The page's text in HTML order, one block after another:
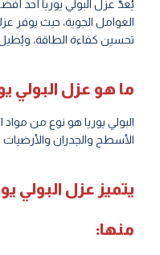
يُعدّ عزل البولي يوريا أحد
العوامل الجوية، حيث يوفر
تحسين كفاءة الطاقة،
ما هو عزل البولي
البولي يوريا هو نوع من مواد
الأسطح والجدران
يتميز عزل البولي
منها: